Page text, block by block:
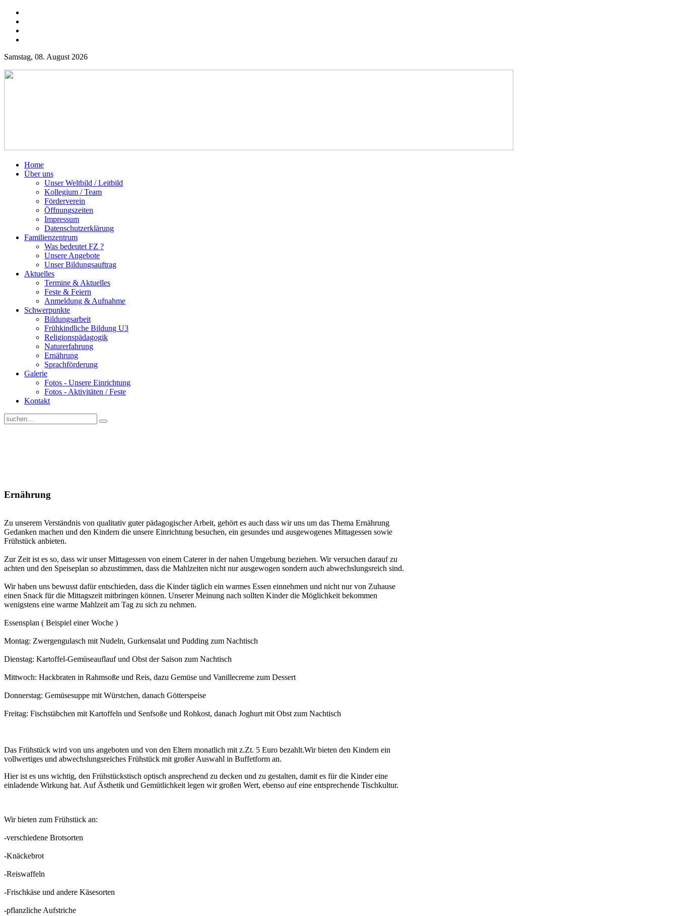
Samstag, 08. August 2026
Home
Über uns
Unser Weltbild / Leitbild
Kollegium / Team
Förderverein
Öffnungszeiten
Impressum
Datenschutzerklärung
Familienzentrum
Was bedeutet FZ ?
Unsere Angebote
Unser Bildungsauftrag
Aktuelles
Termine & Aktuelles
Feste & Feiern
Anmeldung & Aufnahme
Schwerpunkte
Bildungsarbeit
Frühkindliche Bildung U3
Religionspädagogik
Naturerfahrung
Ernährung
Sprachförderung
Galerie
Fotos - Unsere Einrichtung
Fotos - Aktivitäten / Feste
Kontakt
Ernährung
Zu unserem Verständnis von qualitativ guter pädagogischer Arbeit, gehört es auch dass wir uns um das Thema Ernährung
Gedanken machen und den Kindern die unsere Einrichtung besuchen, ein gesundes und ausgewogenes Mittagessen sowie
Frühstück anbieten.
Zur Zeit ist es so, dass wir unser Mittagessen von einem Caterer in der nahen Umgebung beziehen. Wir versuchen darauf zu
achten und den Speiseplan so abzustimmen, dass die Mahlzeiten nicht nur ausgewogen sondern auch abwechslungsreich sind.
Wir haben uns bewusst dafür entschieden, dass die Kinder täglich ein warmes Essen einnehmen und nicht nur von Zuhause
einen Snack für die Mittagszeit mitbringen können. Unserer Meinung nach sollten Kinder die Möglichkeit bekommen
wenigstens eine warme Mahlzeit am Tag zu sich zu nehmen.
Essensplan ( Beispiel einer Woche )
Montag: Zwergengulasch mit Nudeln, Gurkensalat und Pudding zum Nachtisch
Dienstag: Kartoffel-Gemüseauflauf und Obst der Saison zum Nachtisch
Mittwoch: Hackbraten in Rahmsoße und Reis, dazu Gemüse und Vanillecreme zum Dessert
Donnerstag: Gemüsesuppe mit Würstchen, danach Götterspeise
Freitag: Fischstäbchen mit Kartoffeln und Senfsoße und Rohkost, danach Joghurt mit Obst zum Nachtisch
Das Frühstück wird von uns angeboten und von den Eltern monatlich mit z.Zt. 5 Euro bezahlt.Wir bieten den Kindern ein
vollwertiges und abwechslungsreiches Frühstück mit großer Auswahl in Buffetform an.
Hier ist es uns wichtig, den Frühstückstisch optisch ansprechend zu decken und zu gestalten, damit es für die Kinder eine
einladende Wirkung hat. Auf Ästhetik und Gemütlichkeit legen wir großen Wert, ebenso auf eine entsprechende Tischkultur.
Wir bieten zum Frühstück an:
-verschiedene Brotsorten
-Knäckebrot
-Reiswaffeln
-Frischkäse und andere Käsesorten
-pflanzliche Aufstriche